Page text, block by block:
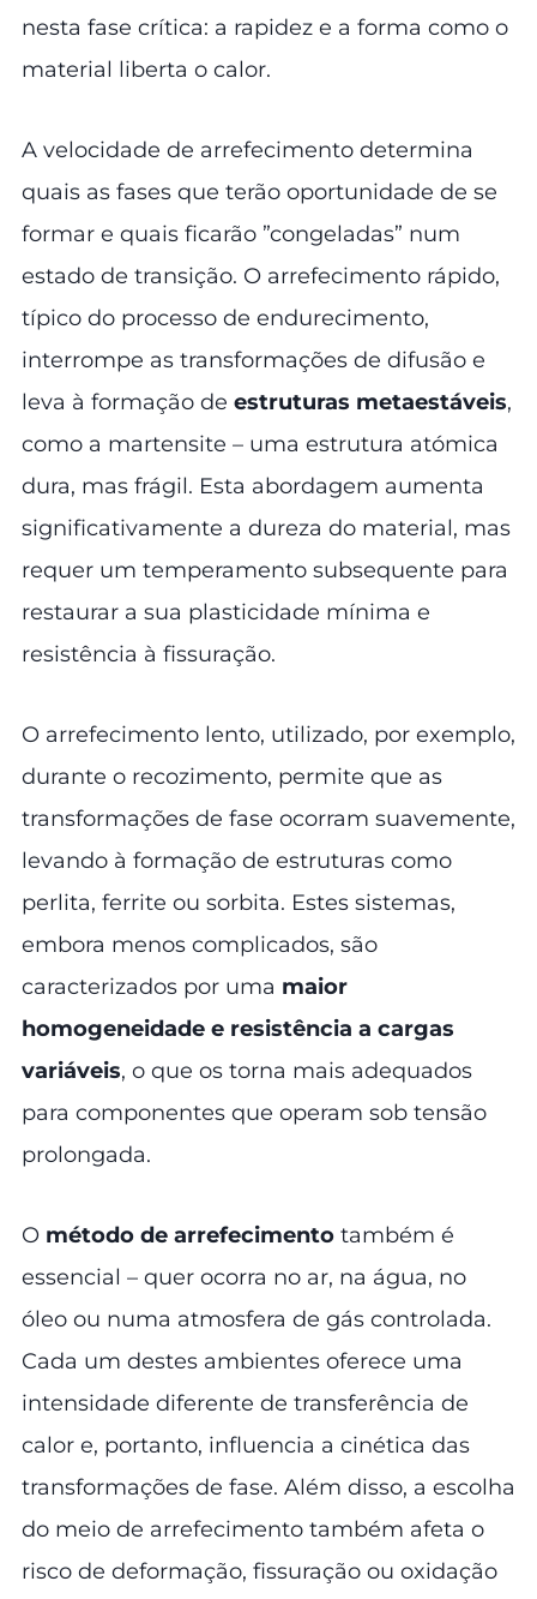
nesta fase crítica: a rapidez e a forma como o
material liberta o calor.
A velocidade de arrefecimento determina
quais as fases que terão oportunidade de se
formar e quais ficarão ”congeladas” num
estado de transição. O arrefecimento rápido,
típico do processo de endurecimento,
interrompe as transformações de difusão e
leva à formação de estruturas metaestáveis,
como a martensite – uma estrutura atómica
dura, mas frágil. Esta abordagem aumenta
significativamente a dureza do material, mas
requer um temperamento subsequente para
restaurar a sua plasticidade mínima e
resistência à fissuração.
O arrefecimento lento, utilizado, por exemplo,
durante o recozimento, permite que as
transformações de fase ocorram suavemente,
levando à formação de estruturas como
perlita, ferrite ou sorbita. Estes sistemas,
embora menos complicados, são
caracterizados por uma maior
homogeneidade e resistência a cargas
variáveis, o que os torna mais adequados
para componentes que operam sob tensão
prolongada.
O método de arrefecimento também é
essencial – quer ocorra no ar, na água, no
óleo ou numa atmosfera de gás controlada.
Cada um destes ambientes oferece uma
intensidade diferente de transferência de
calor e, portanto, influencia a cinética das
transformações de fase. Além disso, a escolha
do meio de arrefecimento também afeta o
risco de deformação, fissuração ou oxidação